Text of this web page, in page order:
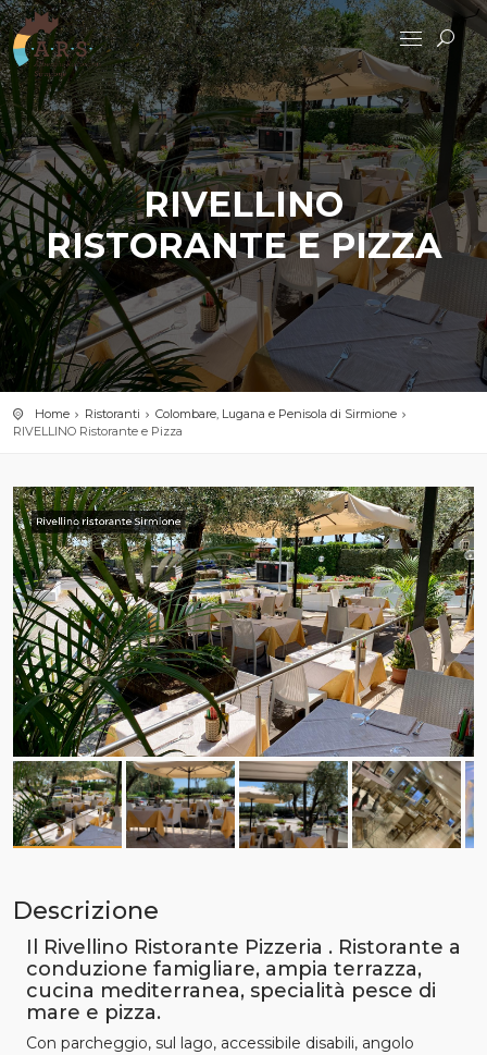
RIVELLINO
RISTORANTE E PIZZA
Home Ristoranti
Colombare, Lugana e Penisola di Sirmione
RIVELLINO Ristorante e Pizza
Rivellino ristorante Sirmione
Descrizione
Il Rivellino Ristorante Pizzeria . Ristorante a
conduzione famigliare, ampia terrazza,
cucina mediterranea, specialità pesce di
mare e pizza.
Con parcheggio, sul lago, accessibile disabili, angolo